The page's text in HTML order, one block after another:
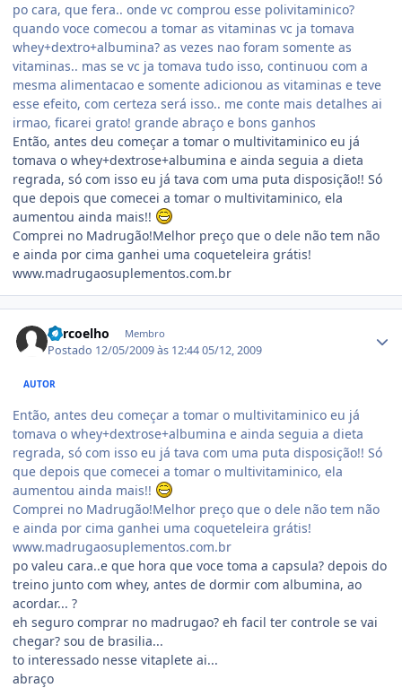
po cara, que fera.. onde vc comprou esse polivitaminico?
quando voce comecou a tomar as vitaminas vc ja tomava
whey+dextro+albumina? as vezes nao foram somente as
vitaminas.. mas se vc ja tomava tudo isso, continuou com a
mesma alimentacao e somente adicionou as vitaminas e teve
esse efeito, com certeza será isso.. me conte mais detalhes ai
irmao, ficarei grato! grande abraço e bons ganhos
Então, antes deu começar a tomar o multivitaminico eu já
tomava o whey+dextrose+albumina e ainda seguia a dieta
regrada, só com isso eu já tava com uma puta disposição!! Só
que depois que comecei a tomar o multivitaminico, ela
aumentou ainda mais!!
Comprei no Madrugão!Melhor preço que o dele não tem não
e ainda por cima ganhei uma coqueteleira grátis!
www.madrugaosuplementos.com.br
adrcoelho Membro
Postado 12/05/2009 às 12:4405/12, 2009
AUTOR
Então, antes deu começar a tomar o multivitaminico eu já
tomava o whey+dextrose+albumina e ainda seguia a dieta
regrada, só com isso eu já tava com uma puta disposição!! Só
que depois que comecei a tomar o multivitaminico, ela
aumentou ainda mais!!
Comprei no Madrugão!Melhor preço que o dele não tem não
e ainda por cima ganhei uma coqueteleira grátis!
www.madrugaosuplementos.com.br
po valeu cara..e que hora que voce toma a capsula? depois do
treino junto com whey, antes de dormir com albumina, ao
acordar... ?
eh seguro comprar no madrugao? eh facil ter controle se vai
chegar? sou de brasilia...
to interessado nesse vitaplete ai...
abraço